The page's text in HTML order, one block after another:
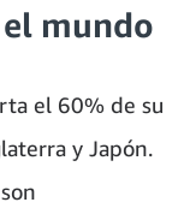
mundo
el 60% de su
y Japón.